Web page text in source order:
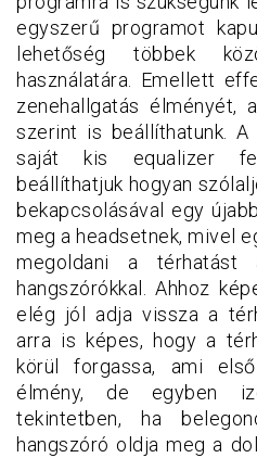
egyszerű programot
lehetőség többek
használatára. Emellett
zenehallgatás élményét,
szerint is beállíthatunk.
saját kis equalizer
beállíthatjuk hogyan
bekapcsolásával egy
meg a headsetnek, mivel
megoldani a
hangszórókkal. Ahhoz
elég jól adja vissza a
arra is képes, hogy a
körül forgassa, ami
élmény, de egyben
tekintetben, ha
hangszóró oldja meg a